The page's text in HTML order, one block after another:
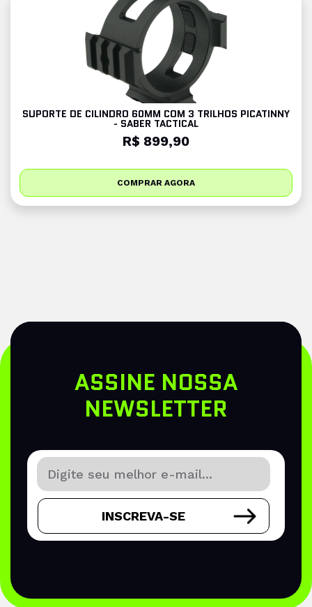
SUPORTE DE CILINDRO 60MM COM 3 TRILHOS PICATINNY
- SABER TACTICAL
R$ 899,90
COMPRAR AGORA
ASSINE NOSSA
NEWSLETTER
INSCREVA-SE